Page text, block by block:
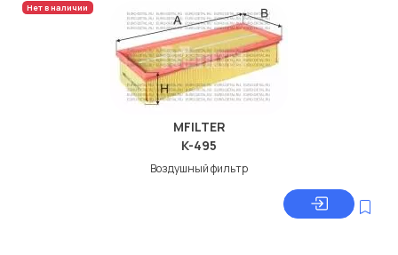
Нет в наличии
MFILTER
K-495
Воздушный фильтр